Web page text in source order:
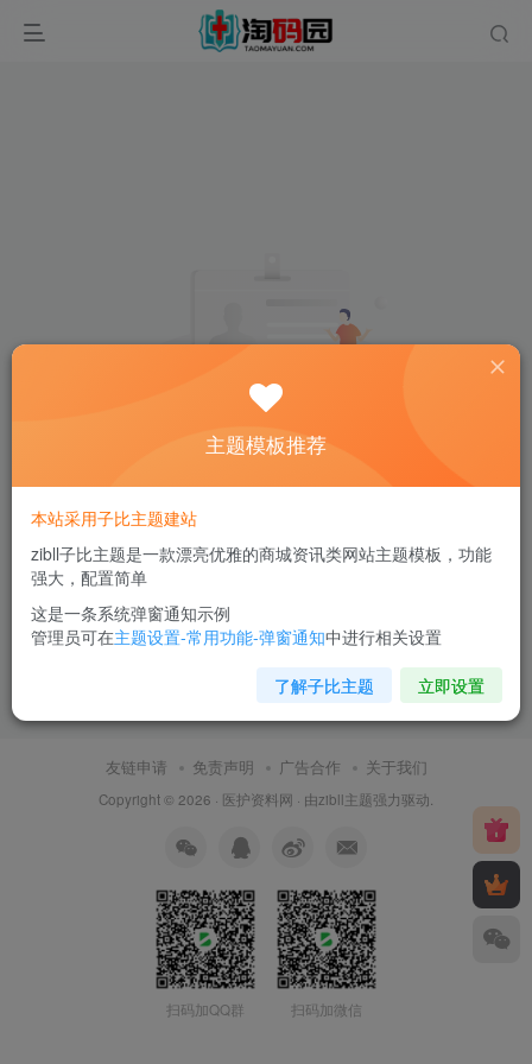
登录 注册
友链申请 免责声明 广告合作 关于我们
Copyright © 2026 · 医护资料网 · 由zibll主题强力驱动.
扫码加QQ群 扫码加微信
主题模板推荐
本站采用子比主题建站
zibll子比主题是一款漂亮优雅的商城资讯类网站主题模板，功能
强大，配置简单
这是一条系统弹窗通知示例
管理员可在主题设置-常用功能-弹窗通知中进行相关设置
了解子比主题 立即设置